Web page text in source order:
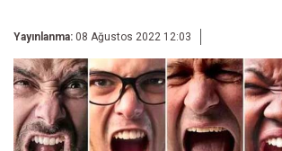
Yayınlanma: 08 Ağustos 2022 12:03